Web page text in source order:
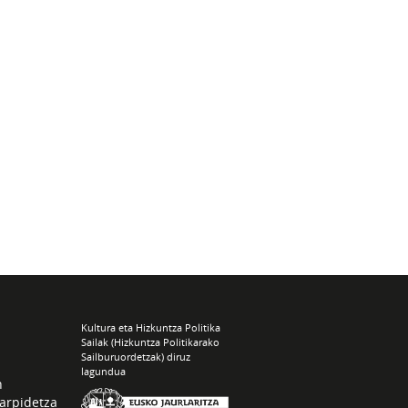
Kultura eta Hizkuntza Politika
Sailak (Hizkuntza Politikarako
Sailburuordetzak) diruz
lagundua